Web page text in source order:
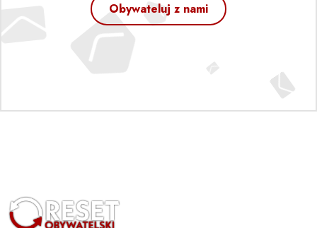
Obywateluj z nami